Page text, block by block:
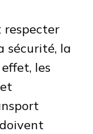
respecter
sécurité, la
les